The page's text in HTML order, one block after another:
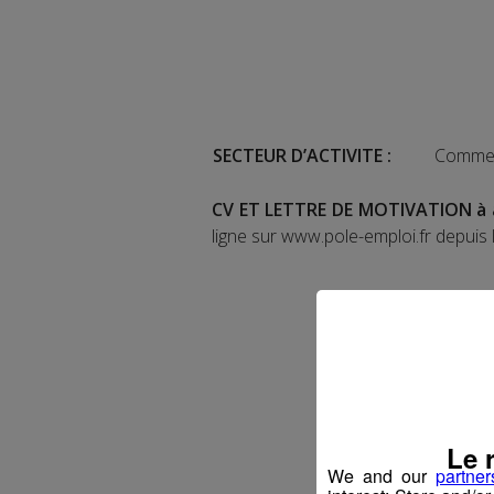
SECTEUR D’ACTIVITE :
CV ET LETTRE DE MOTIVATION
ligne sur www.pole-emploi.fr
We and our Le